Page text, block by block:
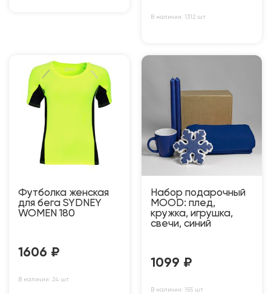
В наличии: 1312 шт
Футболка женская
для бега SYDNEY
WOMEN 180
1606 ₽
В наличии: 24 шт
Набор подарочный
MOOD: плед,
кружка, игрушка,
свечи, синий
1099 ₽
В наличии: 155 шт